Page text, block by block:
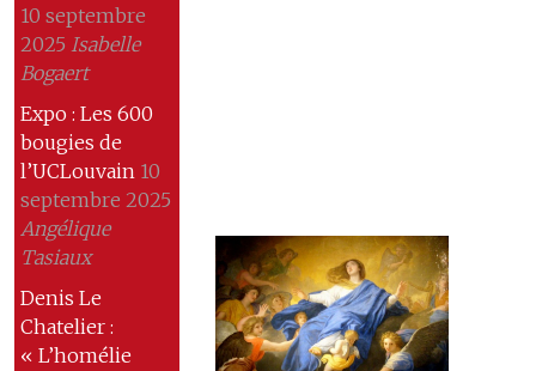
10 septembre
2025 Isabelle
Bogaert
Expo : Les 600
bougies de
l’UCLouvain 10
septembre 2025
Angélique
Tasiaux
Denis Le
Chatelier :
« L’homélie